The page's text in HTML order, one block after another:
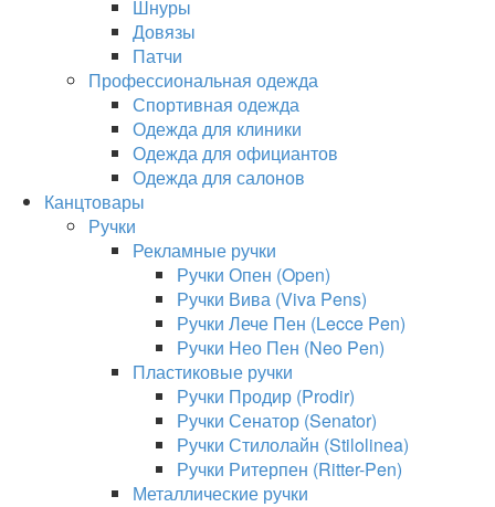
Шнуры
Довязы
Патчи
Профессиональная одежда
Спортивная одежда
Одежда для клиники
Одежда для официантов
Одежда для салонов
Канцтовары
Ручки
Рекламные ручки
Ручки Опен (Open)
Ручки Вива (Viva Pens)
Ручки Лече Пен (Lecce Pen)
Ручки Нео Пен (Neo Pen)
Пластиковые ручки
Ручки Продир (Prodir)
Ручки Сенатор (Senator)
Ручки Стилолайн (Stilolinea)
Ручки Ритерпен (Ritter-Pen)
Металлические ручки